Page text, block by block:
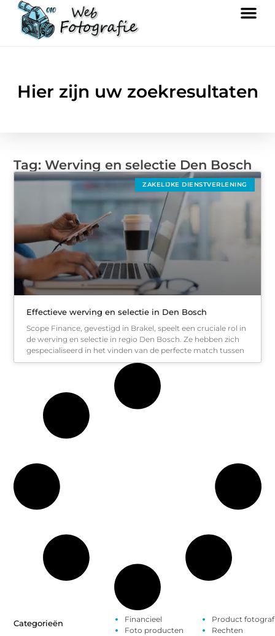
Hier zijn uw zoekresultaten
Tag: Werving en selectie Den Bosch
ZAKELIJKE DIENSTVERLENING
Effectieve werving en selectie in Den Bosch
Scope Finance, gevestigd in Brakel, speelt een cruciale rol in
de werving en selectie in regio Den Bosch. Ze hebben zich
gespecialiseerd in het vinden van de perfecte match tussen
Categorieën
Financieel
Foto producten
Product
Rechten